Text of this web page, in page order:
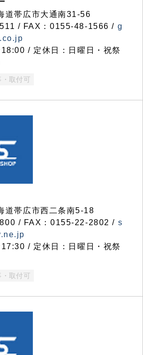
帯広市大通南31-56
/ FAX：0155-48-1566 / g
/ 定休日：日曜日・祝祭
・取付可
帯広市西二条南5-18
/ FAX：0155-22-2802 / s
/ 定休日：日曜日・祝祭
・取付可